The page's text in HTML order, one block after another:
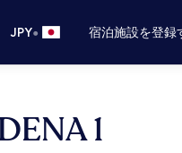
JPY• 宿泊施設を登録
1